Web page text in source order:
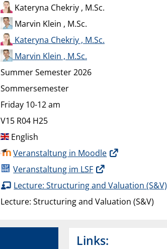
Kateryna Chekriy , M.Sc.
Marvin Klein , M.Sc.
Kateryna Chekriy , M.Sc.
Marvin Klein , M.Sc.
Summer Semester 2026
Sommersemester
Friday 10-12 am
V15 R04 H25
English
Veranstaltung in Moodle
Veranstaltung im LSF
Lecture: Structuring and Valuation (S&V)
Lecture: Structuring and Valuation (S&V)
Links: